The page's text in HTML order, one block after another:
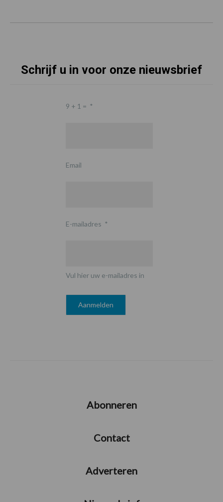
Schrijf u in voor onze nieuwsbrief
9 + 1 = *
Email
E-mailadres *
Vul hier uw e-mailadres in
Abonneren
Contact
Adverteren